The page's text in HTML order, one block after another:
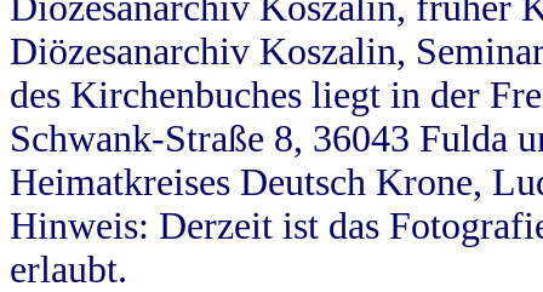
Diözesanarchiv Koszalin,
des Kirchenbuches liegt in der
Schwank-Straße 8, 36043 Fulda
Heimatkreises Deutsch Krone,
Hinweis: Derzeit ist das
erlaubt.